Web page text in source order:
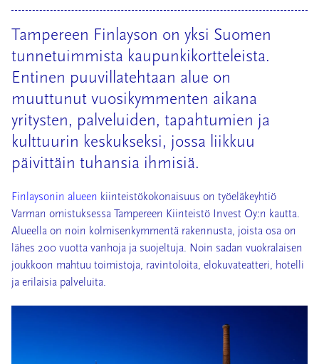
Tampereen Finlayson on yksi Suomen
tunnetuimmista kaupunkikortteleista.
Entinen puuvillatehtaan alue on
muuttunut vuosikymmenten aikana
yritysten, palveluiden, tapahtumien ja
kulttuurin keskukseksi, jossa liikkuu
päivittäin tuhansia ihmisiä.
Finlaysonin alueen kiinteistökokonaisuus on työeläkeyhtiö
Varman omistuksessa Tampereen Kiinteistö Invest Oy:n kautta.
Alueella on noin kolmisenkymmentä rakennusta, joista osa on
lähes 200 vuotta vanhoja ja suojeltuja. Noin sadan vuokralaisen
joukkoon mahtuu toimistoja, ravintoloita, elokuvateatteri, hotelli
ja erilaisia palveluita.